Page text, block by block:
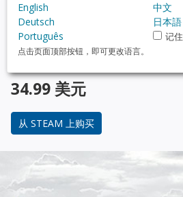
正在考虑升级？
使用 3DMark 游戏玩家的基准测试
欢迎的 CPU 在性能上的对比。
34.99 美元
从 STEAM 上购买
English
中文
Deutsch
日本語
Português
记
点击页面顶部按钮，即可更改语言。